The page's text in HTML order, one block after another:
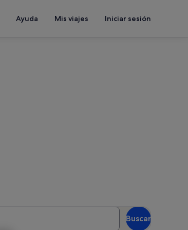
Ayuda Mis viajes Iniciar sesión
Buscar